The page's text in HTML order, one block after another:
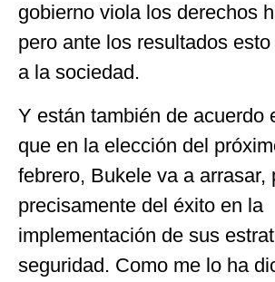
gobierno viola los derechos
pero ante los resultados
a la sociedad.
Y están también de acuerdo
que en la elección del
febrero, Bukele va a arrasar,
precisamente del éxito en la
implementación de sus
seguridad. Como me lo ha